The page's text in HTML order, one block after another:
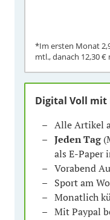
*Im ersten Monat
mtl., danach 12,30 €
Digital Voll mit
Alle Artikel
Jeden Tag
als E-Paper
Vorabend
Sport am
Monatlich
Mit Paypal